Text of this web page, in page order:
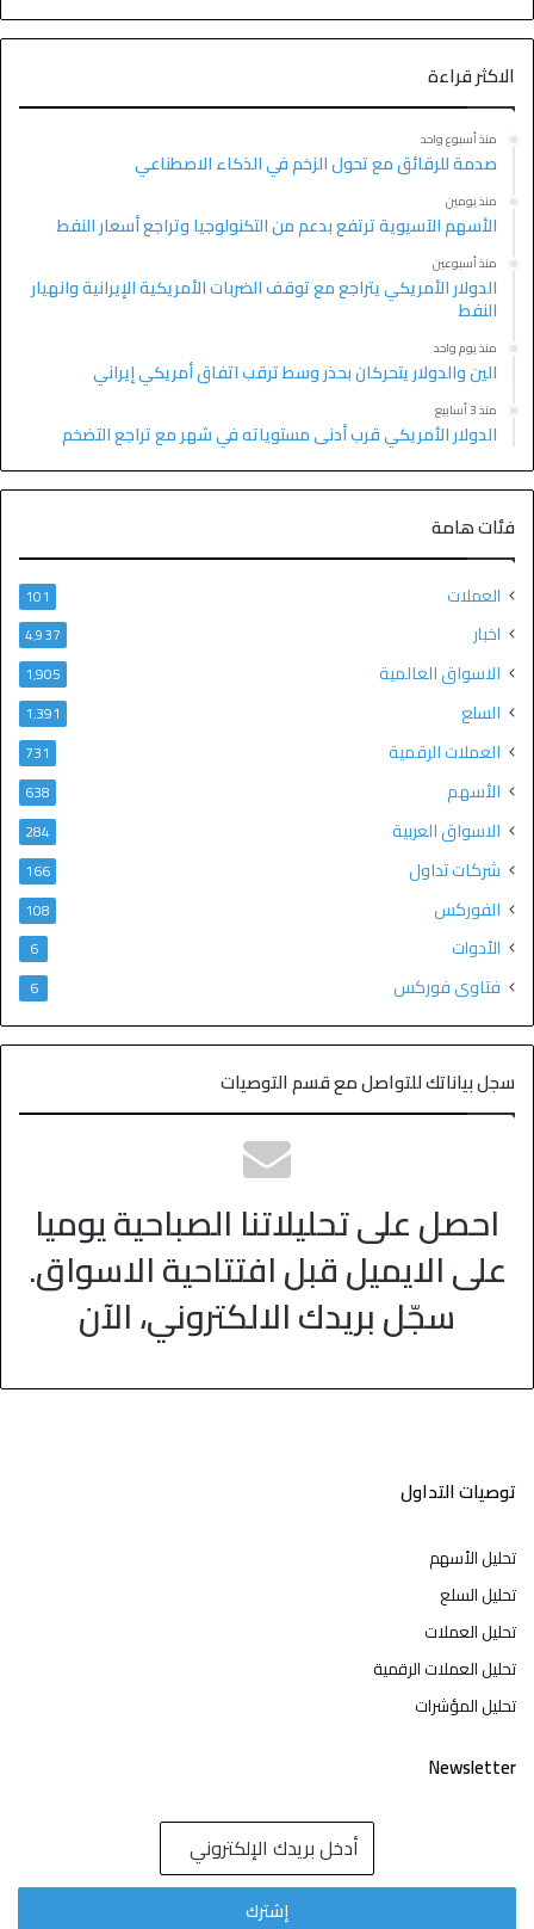
الاكثر قراءة
منذ أسبوع واحد
صدمة للرقائق مع تحول الزخم في الذكاء الاصطناعي
منذ يومين
الأسهم الآسيوية ترتفع بدعم من التكنولوجيا وتراجع أسعار النفط
منذ أسبوعين
الدولار الأمريكي يتراجع مع توقف الضربات الأمريكية الإيرانية وانهيار
النفط
منذ يوم واحد
الين والدولار يتحركان بحذر وسط ترقب اتفاق أمريكي إيراني
منذ 3 أسابيع
الدولار الأمريكي قرب أدنى مستوياته في شهر مع تراجع التضخم
فئات هامة
العملات 101
اخبار 4٬937
الاسواق العالمية 1٬905
السلع 1٬391
العملات الرقمية 731
الأسهم 638
الاسواق العربية 284
شركات تداول 166
الفوركس 108
الأدوات 6
فتاوى فوركس 6
سجل بياناتك للتواصل مع قسم التوصيات
احصل على تحليلاتنا الصباحية يوميا
على الايميل قبل افتتاحية الاسواق.
سجّل بريدك الالكتروني، الآن
توصيات التداول
تحليل الأسهم
تحليل السلع
تحليل العملات
تحليل العملات الرقمية
تحليل المؤشرات
Newsletter